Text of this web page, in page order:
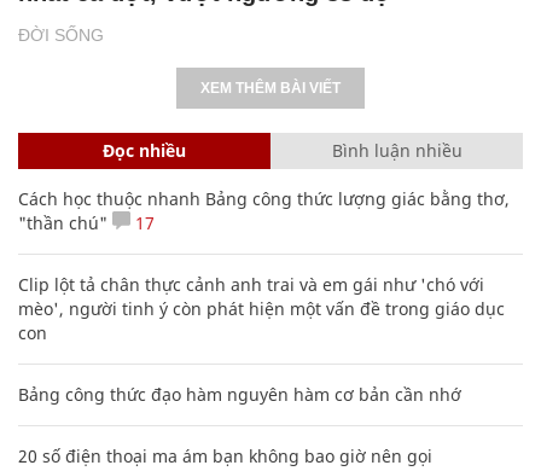
ĐỜI SỐNG
XEM THÊM BÀI VIẾT
Đọc nhiều Bình luận nhiều
Cách học thuộc nhanh Bảng công thức lượng giác bằng thơ,
"thần chú"
17
Clip lột tả chân thực cảnh anh trai và em gái như 'chó với
mèo', người tinh ý còn phát hiện một vấn đề trong giáo dục
con
Bảng công thức đạo hàm nguyên hàm cơ bản cần nhớ
20 số điện thoại ma ám bạn không bao giờ nên gọi